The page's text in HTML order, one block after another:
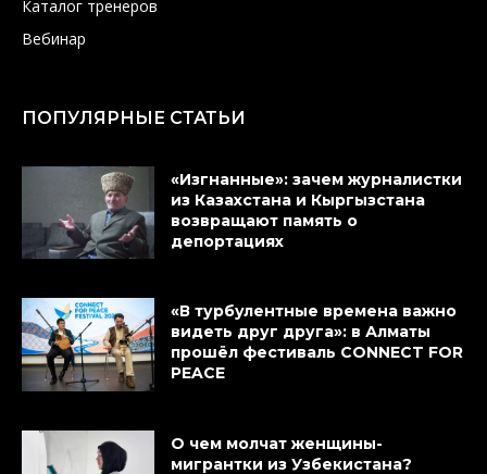
Каталог тренеров
Вебинар
ПОПУЛЯРНЫЕ СТАТЬИ
«Изгнанные»: зачем журналистки
из Казахстана и Кыргызстана
возвращают память о
депортациях
«В турбулентные времена важно
видеть друг друга»: в Алматы
прошёл фестиваль CONNECT FOR
PEACE
О чем молчат женщины-
мигрантки из Узбекистана?